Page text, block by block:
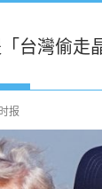
台灣偷走
报